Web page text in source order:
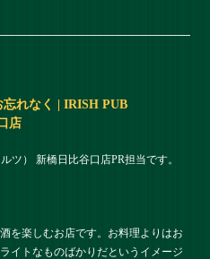
れなく | IRISH PUB
店
ツ） 新橋日比谷口店PR担当です。
を楽しむお店です。お料理よりはお
イトなものばかりだというイメージ